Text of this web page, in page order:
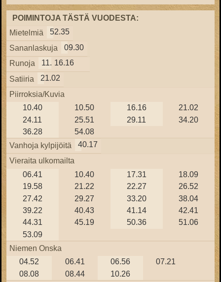
POIMINTOJA TÄSTÄ VUODESTA:
Mietelmiä
52.35
Sananlaskuja
09.30
Runoja
11.2216.16
Satiiria
21.02
Piirroksia/Kuvia
10.40
10.50 16.16
21.02
24.11
25.51 29.11
34.20
36.28
54.08
Vanhoja kylpijöitä
40.17
Vieraita ulkomailta
06.41
10.40 17.31
18.09
19.58
21.22 22.27
26.52
27.42
29.27 33.20
38.04
39.22
40.43 41.14
42.41
44.31
45.19 50.36
51.06
53.09
Niemen Onska
04.52
06.41 06.56
07.21
08.08
08.44 10.26